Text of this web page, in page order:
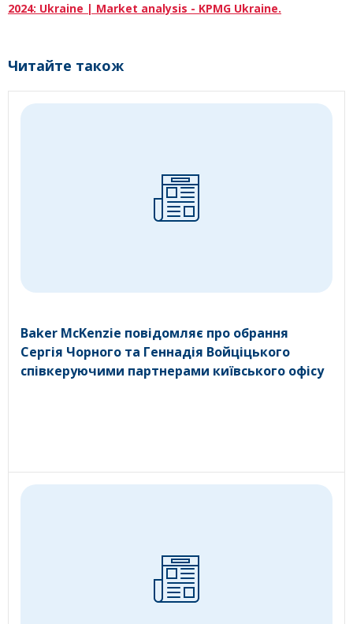
2024: Ukraine | Market analysis - KPMG Ukraine.
Читайте також
Baker McKenzie повідомляє про обрання
Сергія Чорного та Геннадія Войціцького
співкеруючими партнерами київського офісу